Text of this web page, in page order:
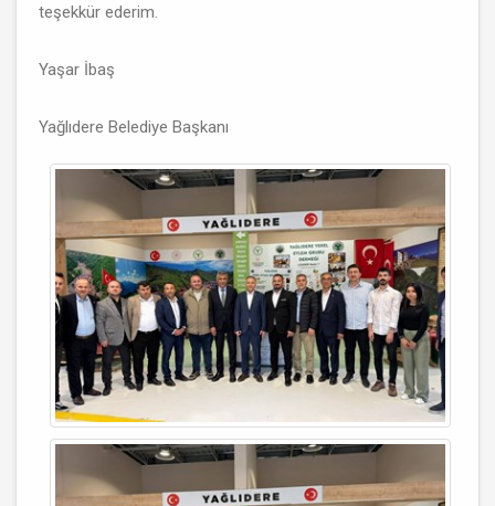
teşekkür ederim.
Yaşar İbaş
Yağlıdere Belediye Başkanı